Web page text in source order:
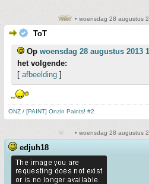
• woensdag 28 augustus
ToT
Op woensdag 28 augustus 2013
het volgende:
[ afbeelding ]
ONZ / [PAINT] Onzin Paints! #2
• woensdag 28 augustus
edjuh18